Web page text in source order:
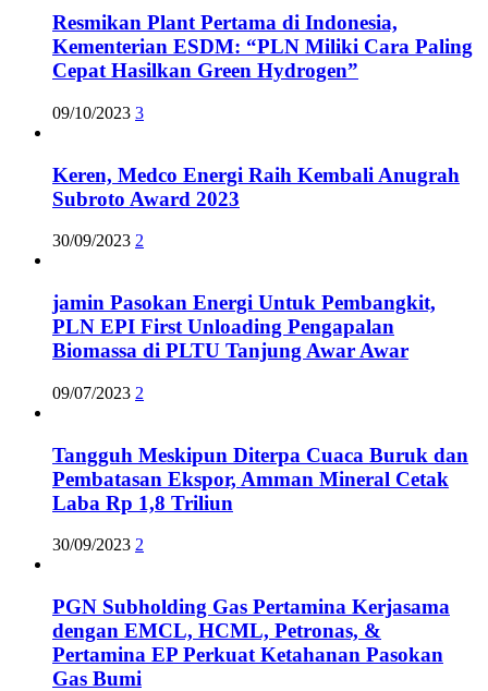
Resmikan Plant Pertama di Indonesia,
Kementerian ESDM: “PLN Miliki Cara Paling
Cepat Hasilkan Green Hydrogen”
09/10/2023 3
Keren, Medco Energi Raih Kembali Anugrah
Subroto Award 2023
30/09/2023 2
jamin Pasokan Energi Untuk Pembangkit,
PLN EPI First Unloading Pengapalan
Biomassa di PLTU Tanjung Awar Awar
09/07/2023 2
Tangguh Meskipun Diterpa Cuaca Buruk dan
Pembatasan Ekspor, Amman Mineral Cetak
Laba Rp 1,8 Triliun
30/09/2023 2
PGN Subholding Gas Pertamina Kerjasama
dengan EMCL, HCML, Petronas, &
Pertamina EP Perkuat Ketahanan Pasokan
Gas Bumi